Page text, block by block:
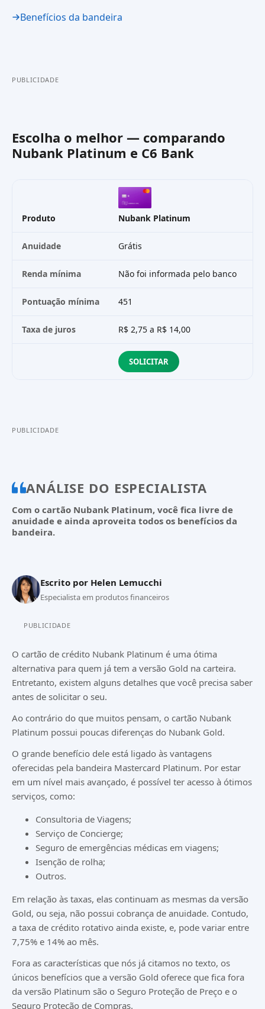
Benefícios da bandeira
PUBLICIDADE
Escolha o melhor — comparando
Nubank Platinum e C6 Bank
Produto Nubank Platinum
Anuidade Grátis
Renda mínima Não foi informada pelo banco
Pontuação mínima 451
Taxa de juros R$ 2,75 a R$ 14,00
SOLICITAR
PUBLICIDADE
ANÁLISE DO ESPECIALISTA
Com o cartão Nubank Platinum, você fica livre de
anuidade e ainda aproveita todos os benefícios da
bandeira.
Escrito por Helen Lemucchi
Especialista em produtos financeiros
PUBLICIDADE
O cartão de crédito Nubank Platinum é uma ótima
alternativa para quem já tem a versão Gold na carteira.
Entretanto, existem alguns detalhes que você precisa saber
antes de solicitar o seu.
Ao contrário do que muitos pensam, o cartão Nubank
Platinum possui poucas diferenças do Nubank Gold.
O grande benefício dele está ligado às vantagens
oferecidas pela bandeira Mastercard Platinum. Por estar
em um nível mais avançado, é possível ter acesso à ótimos
serviços, como:
Consultoria de Viagens;
Serviço de Concierge;
Seguro de emergências médicas em viagens;
Isenção de rolha;
Outros.
Em relação às taxas, elas continuam as mesmas da versão
Gold, ou seja, não possui cobrança de anuidade. Contudo,
a taxa de crédito rotativo ainda existe, e, pode variar entre
7,75% e 14% ao mês.
Fora as características que nós já citamos no texto, os
únicos benefícios que a versão Gold oferece que fica fora
da versão Platinum são o Seguro Proteção de Preço e o
Seguro Proteção de Compras.